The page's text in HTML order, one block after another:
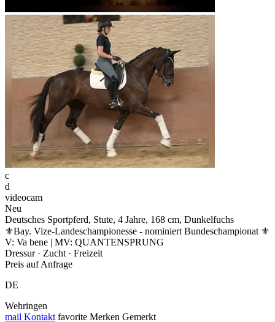
c
d
videocam
Neu
Deutsches Sportpferd, Stute, 4 Jahre, 168 cm, Dunkelfuchs
⚜️Bay. Vize-Landeschampionesse - nominiert Bundeschampionat ⚜️
V: Va bene | MV: QUANTENSPRUNG
Dressur · Zucht · Freizeit
Preis auf Anfrage
DE
Wehringen
mail Kontakt favorite Merken Gemerkt